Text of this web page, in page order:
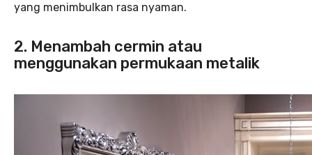
yang menimbulkan rasa nyaman.
2. Menambah cermin atau
menggunakan permukaan metalik